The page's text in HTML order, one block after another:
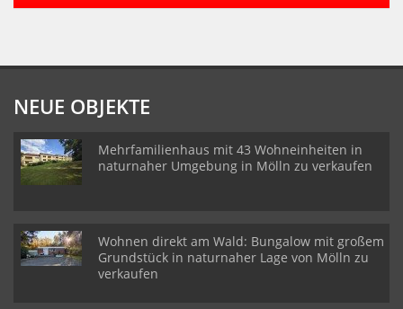
NEUE OBJEKTE
Mehrfamilienhaus mit 43 Wohneinheiten in
naturnaher Umgebung in Mölln zu verkaufen
Wohnen direkt am Wald: Bungalow mit großem
Grundstück in naturnaher Lage von Mölln zu
verkaufen